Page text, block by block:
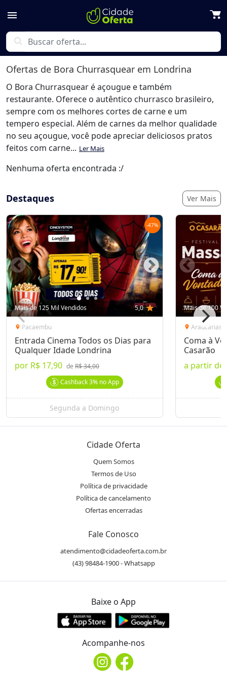
menu
search
Ofertas de Bora Churrasquear em Londrina
O Bora Churrasquear é açougue e também
restaurante. Oferece o autêntico churrasco brasileiro,
sempre com os melhores cortes de carne e um
tempero especial. Além de carnes da melhor qualidade
no seu açougue, você pode apreciar deliciosos pratos
feitos com carne... Ler Mais
Nenhuma oferta encontrada :/
Destaques Ver Mais
-47%
Mais de 125 Mil Vendidos 5,0 star
location_on Pacaembu
Entrada Cinema Todos os Dias para
Qualquer Idade Londrina
por R$ 17,90 deR$ 34,00
Cashback3%no App
Segunda a Domingo
Mais de 100
location_on Araucárias
Coma à
Casarão
a partir de
Cidade Oferta
Quem Somos
Termos de Uso
Política de privacidade
Política de cancelamento
Ofertas encerradas
Fale Conosco
atendimento@cidadeoferta.com.br
(43) 98484-1900 - Whatsapp
Baixe o App
Acompanhe-nos